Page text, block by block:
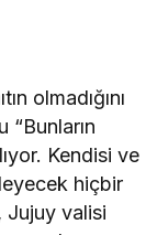
olmadığını
Kendisi ve
hiçbir
Jujuy valisi